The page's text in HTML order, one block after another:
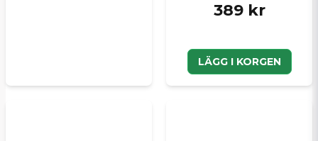
389 kr
LÄGG I KORGEN